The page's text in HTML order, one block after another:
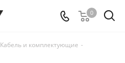
0
Кабель и комплектующие -